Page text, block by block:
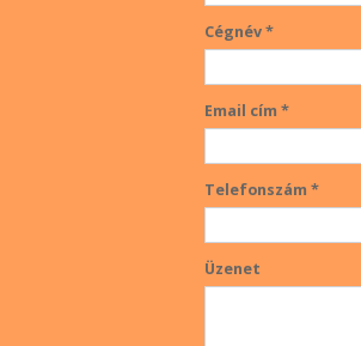
Cégnév *
Email cím *
Telefonszám *
Üzenet